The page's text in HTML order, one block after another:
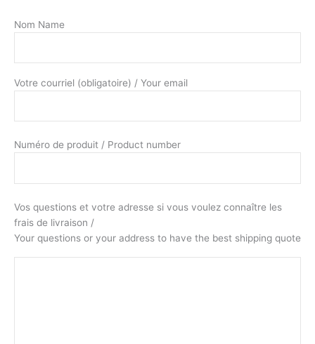
Nom Name
Votre courriel (obligatoire) / Your email
Numéro de produit / Product number
Vos questions et votre adresse si vous voulez connaître les
frais de livraison /
Your questions or your address to have the best shipping quote